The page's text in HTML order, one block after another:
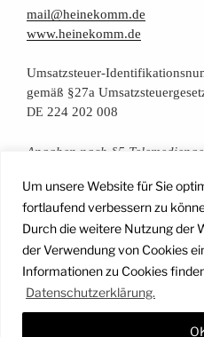
Um unsere Website für Sie
fortlaufend verbessern zu
Durch die weitere Nutzung der
der Verwendung von Cookies
Informationen zu Cookies
Datenschutzerklärung.
mail@heinekomm.de
www.heinekomm.de
Umsatz­steu­er-
gemäß §27a
DE 224 202 008
Anga­ben nach §5
Daten­schutz­er­klä­rung
FacebookInstagramYouTube